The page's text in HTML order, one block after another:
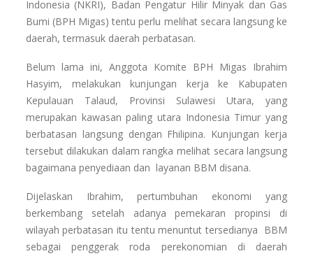
Indonesia (NKRI), Badan Pengatur Hilir Minyak dan Gas
Bumi (BPH Migas) tentu perlu melihat secara langsung ke
daerah, termasuk daerah perbatasan.
Belum lama ini, Anggota Komite BPH Migas Ibrahim
Hasyim, melakukan kunjungan kerja ke Kabupaten
Kepulauan Talaud, Provinsi Sulawesi Utara, yang
merupakan kawasan paling utara Indonesia Timur yang
berbatasan langsung dengan Fhilipina. Kunjungan kerja
tersebut dilakukan dalam rangka melihat secara langsung
bagaimana penyediaan dan layanan BBM disana.
Dijelaskan Ibrahim, pertumbuhan ekonomi yang
berkembang setelah adanya pemekaran propinsi di
wilayah perbatasan itu tentu menuntut tersedianya BBM
sebagai penggerak roda perekonomian di daerah